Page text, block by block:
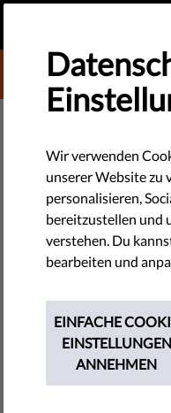
DONATE
TECHNOLOGIE & RECHTE
Neues
von
In diesem Frühjahr
Years Network), es
in Roma-
by Dóra Görgei
Juli 27, 2016
Wir verwenden
unserer Website zu
personalisieren,
bereitzustellen und
verstehen. Du
bearbeiten und
EINFACHE
EINSTELLUNGEN
ANNEHMEN